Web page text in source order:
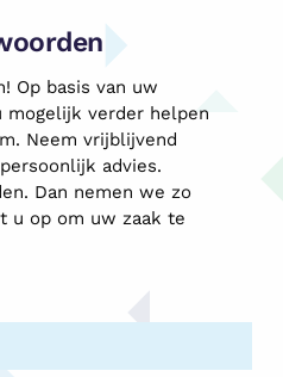
Op basis van uw
verder helpen
Neem vrijblijvend
advies.
Dan nemen we zo
u op om uw zaak te